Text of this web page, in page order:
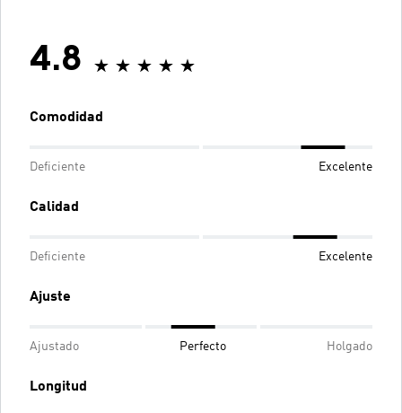
4.8
Comodidad
Deficiente Excelente
Calidad
Deficiente Excelente
Ajuste
Ajustado Perfecto Holgado
Longitud